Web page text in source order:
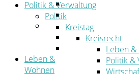
Straßen- und
Landwirtschaft
Tourismus
Freizeit und Urlaub
Veranstaltungen
Leben &
Wohnen
Politik & Verwaltung
Politik
Kreistag
Kreisrecht
Leben &
Politik &